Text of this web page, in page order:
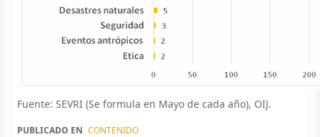
Fuente: SEVRI (Se formula en Mayo de cada año), OIJ.
PUBLICADO EN CONTENIDO